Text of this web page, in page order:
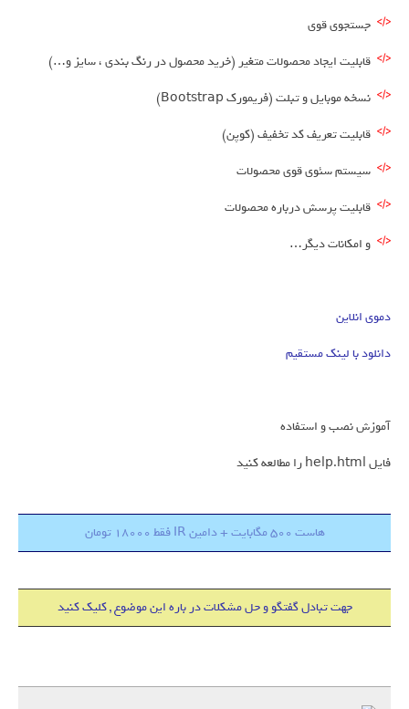
جستجوی قوی
قابلیت ایجاد محصولات متغیر (خرید محصول در رنگ بندی ، سایز و…)
نسخه موبایل و تبلت (فریمورک Bootstrap)
قابلیت تعریف کد تخفیف (کوپن)
سیستم سئوی قوی محصولات
قابلیت پرسش درباره محصولات
و امکانات دیگر…
دموی انلاین
دانلود با لینک مستقیم
آموزش نصب و استفاده
فایل help.html را مطالعه کنید
هاست 500 مگابایت + دامین IR فقط 18000 تومان
جهت تبادل گفتگو و حل مشکلات در باره این موضوع , کلیک کنید